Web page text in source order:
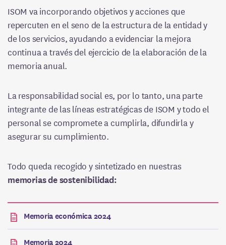
Español
Organigrama
Responsabilidad social
Misión, visión y valores
Memorias de actividades
Normativa aplicable
Política de protección y buen trato a la infancia i la
adolescencia
Política de protección y buen trato en la infancia y la
ISOM va incorporando objetivos y acciones que
repercuten en el seno de la estructura de la entidad y
de los servicios, ayudando a evidenciar la mejora
continua a través del ejercicio de la elaboración de la
memoria anual.
La responsabilidad social es, por lo tanto, una parte
integrante de las líneas estratégicas de ISOM y todo el
personal se compromete a cumplirla, difundirla y
asegurar su cumplimiento.
Todo queda recogido y sintetizado en nuestras
memorias de sostenibilidad:
Memoria económica 2024
Memoria 2024